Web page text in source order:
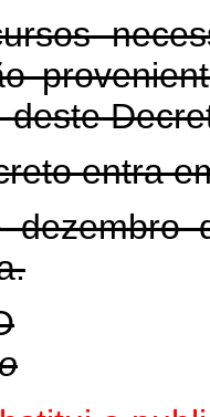
deste
entra